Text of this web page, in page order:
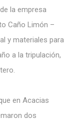
la empresa
Caño Limón –
y materiales para
a la tripulación,
en Acacias
dos